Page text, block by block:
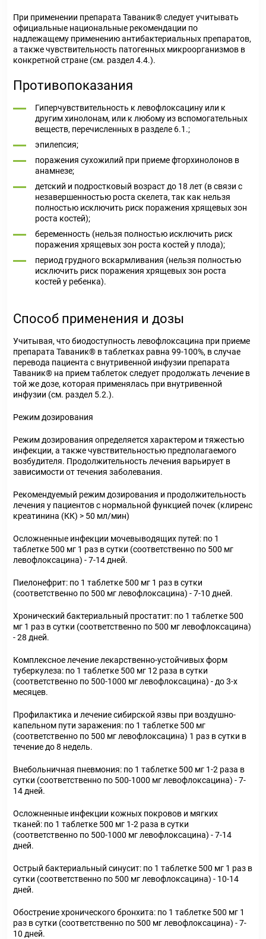
При применении препарата Таваник® следует учитывать
официальные национальные рекомендации по
надлежащему применению антибактериальных препаратов,
а также чувствительность патогенных микроорганизмов в
конкретной стране (см. раздел 4.4.).
Противопоказания
Гиперчувствительность к левофлоксацину или к
другим хинолонам, или к любому из вспомогательных
веществ, перечисленных в разделе 6.1.;
эпилепсия;
поражения сухожилий при приеме фторхинолонов в
анамнезе;
детский и подростковый возраст до 18 лет (в связи с
незавершенностью роста скелета, так как нельзя
полностью исключить риск поражения хрящевых зон
роста костей);
беременность (нельзя полностью исключить риск
поражения хрящевых зон роста костей у плода);
период грудного вскармливания (нельзя полностью
исключить риск поражения хрящевых зон роста
костей у ребенка).
Способ применения и дозы
Учитывая, что биодоступность левофлоксацина при приеме
препарата Таваник® в таблетках равна 99-100%, в случае
перевода пациента с внутривенной инфузии препарата
Таваник® на прием таблеток следует продолжать лечение в
той же дозе, которая применялась при внутривенной
инфузии (см. раздел 5.2.).
Режим дозирования
Режим дозирования определяется характером и тяжестью
инфекции, а также чувствительностью предполагаемого
возбудителя. Продолжительность лечения варьирует в
зависимости от течения заболевания.
Рекомендуемый режим дозирования и продолжительность
лечения у пациентов с нормальной функцией почек (клиренс
креатинина (КК) > 50 мл/мин)
Осложненные инфекции мочевыводящих путей: по 1
таблетке 500 мг 1 раз в сутки (соответственно по 500 мг
левофлоксацина) - 7-14 дней.
Пиелонефрит: по 1 таблетке 500 мг 1 раз в сутки
(соответственно по 500 мг левофлоксацина) - 7-10 дней.
Хронический бактериальный простатит: по 1 таблетке 500
мг 1 раз в сутки (соответственно по 500 мг левофлоксацина)
- 28 дней.
Комплексное лечение лекарственно-устойчивых форм
туберкулеза: по 1 таблетке 500 мг 1­2 раза в сутки
(соответственно по 500-1000 мг левофлоксацина) - до 3-х
месяцев.
Профилактика и лечение сибирской язвы при воздушно-
капельном пути заражения: по 1 таблетке 500 мг
(соответственно по 500 мг левофлоксацина) 1 раз в сутки в
течение до 8 недель.
Внебольничная пневмония: по 1 таблетке 500 мг 1-2 раза в
сутки (соответственно по 500­-1000 мг левофлоксацина) - 7-
14 дней.
Осложненные инфекции кожных покровов и мягких
тканей: по 1 таблетке 500 мг 1-2 раза в сутки
(соответственно по 500-1000 мг левофлоксацина) - 7-14
дней.
Острый бактериальный синусит: по 1 таблетке 500 мг 1 раз в
сутки (соответственно по 500 мг левофлоксацина) - 10-14
дней.
Обострение хронического бронхита: по 1 таблетке 500 мг 1
раз в сутки (соответственно по 500 мг левофлоксацина) - 7-
10 дней.